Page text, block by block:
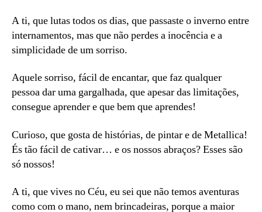
A ti, que lutas todos os dias, que passaste o inverno entre
internamentos, mas que não perdes a inocência e a
simplicidade de um sorriso.
Aquele sorriso, fácil de encantar, que faz qualquer
pessoa dar uma gargalhada, que apesar das limitações,
consegue aprender e que bem que aprendes!
Curioso, que gosta de histórias, de pintar e de Metallica!
És tão fácil de cativar… e os nossos abraços? Esses são
só nossos!
A ti, que vives no Céu, eu sei que não temos aventuras
como com o mano, nem brincadeiras, porque a maior